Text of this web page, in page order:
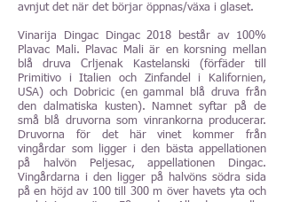
avnjut det när det börjar öppnas/växa i glaset.
Vinarija Dingac Dingac 2018 består av 100%
Plavac Mali. Plavac Mali är en korsning mellan
blå druva Crljenak Kastelanski (förfäder till
Primitivo i Italien och Zinfandel i Kalifornien,
USA) och Dobricic (en gammal blå druva från
den dalmatiska kusten). Namnet syftar på de
små blå druvorna som vinrankorna producerar.
Druvorna för det här vinet kommer från
vingårdar som ligger i den bästa appellationen
på halvön Peljesac, appellationen Dingac.
Vingårdarna i den ligger på halvöns södra sida
på en höjd av 100 till 300 m över havets yta och